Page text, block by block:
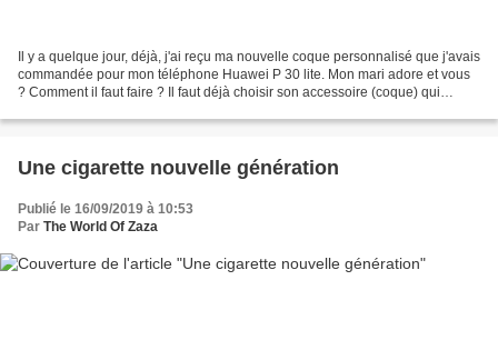
Il y a quelque jour, déjà, j'ai reçu ma nouvelle coque personnalisé que j'avais
commandée pour mon téléphone Huawei P 30 lite. Mon mari adore et vous
? Comment il faut faire ? Il faut déjà choisir son accessoire (coque) qui
Une cigarette nouvelle génération
Publié le 16/09/2019 à 10:53
Par The World Of Zaza